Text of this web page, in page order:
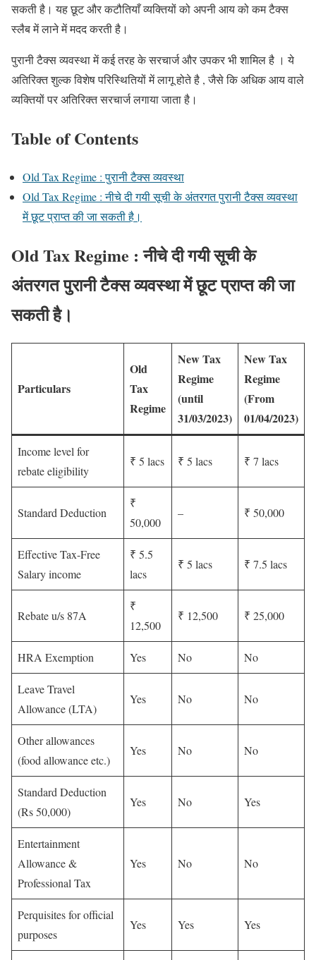
सकती है। यह छूट और कटौतियाँ व्यक्तियों को अपनी आय को कम टैक्स
स्लैब में लाने में मदद करती है।
पुरानी टैक्स व्यवस्था में कई तरह के सरचार्ज और उपकर भी शामिल है । ये
अतिरिक्त शुल्क विशेष परिस्थितियों में लागू होते है , जैसे कि अधिक आय वाले
व्यक्तियों पर अतिरिक्त सरचार्ज लगाया जाता है।
Table of Contents
Old Tax Regime : पुरानी टैक्स व्यवस्था
Old Tax Regime : नीचे दी गयी सूची के अंतरगत पुरानी टैक्स व्यवस्था
में छूट प्राप्त की जा सकती है।
Old Tax Regime : नीचे दी गयी सूची के
अंतरगत पुरानी टैक्स व्यवस्था में छूट प्राप्त की जा
सकती है।
Particulars
Old
Tax
Regime
New Tax
Regime
(until
31/03/2023)
New Tax
Regime
(From
01/04/2023)
Income level for
rebate eligibility
₹ 5 lacs ₹ 5 lacs ₹ 7 lacs
Standard Deduction
₹
50,000
– ₹ 50,000
Effective Tax-Free
Salary income
₹ 5.5
lacs
₹ 5 lacs ₹ 7.5 lacs
Rebate u/s 87A
₹
12,500
₹ 12,500 ₹ 25,000
HRA Exemption Yes No No
Leave Travel
Allowance (LTA)
Yes No No
Other allowances
(food allowance etc.)
Yes No No
Standard Deduction
(Rs 50,000)
Yes No Yes
Entertainment
Allowance &
Professional Tax
Yes No No
Perquisites for official
purposes
Yes Yes Yes